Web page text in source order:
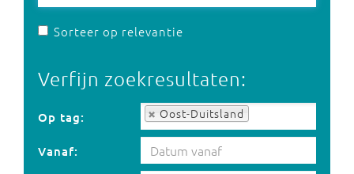
Sorteer op relevantie
Verfijn zoekresultaten:
Op tag: Oost-Duitsland
Op tag:
Vanaf: